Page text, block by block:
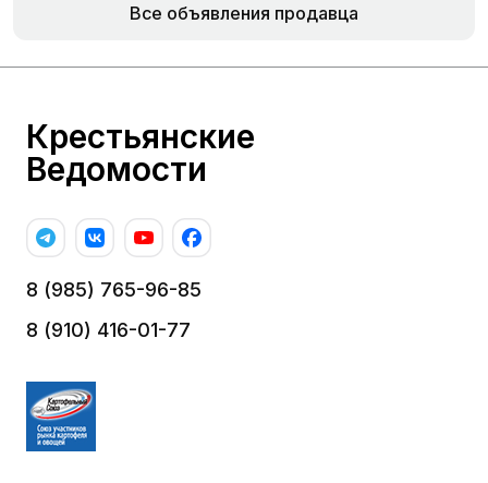
Все объявления продавца
Крестьянские
Ведомости
8 (985) 765-96-85
8 (910) 416-01-77